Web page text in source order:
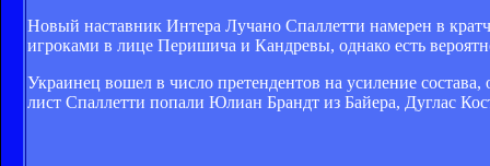
Новый наставник Интера Лучано Спаллетти намерен в
игроками в лице Перишича и Кандревы, однако есть
Украинец вошел в число претендентов на усиление
лист Спаллетти попали Юлиан Брандт из Байера, Дуглас